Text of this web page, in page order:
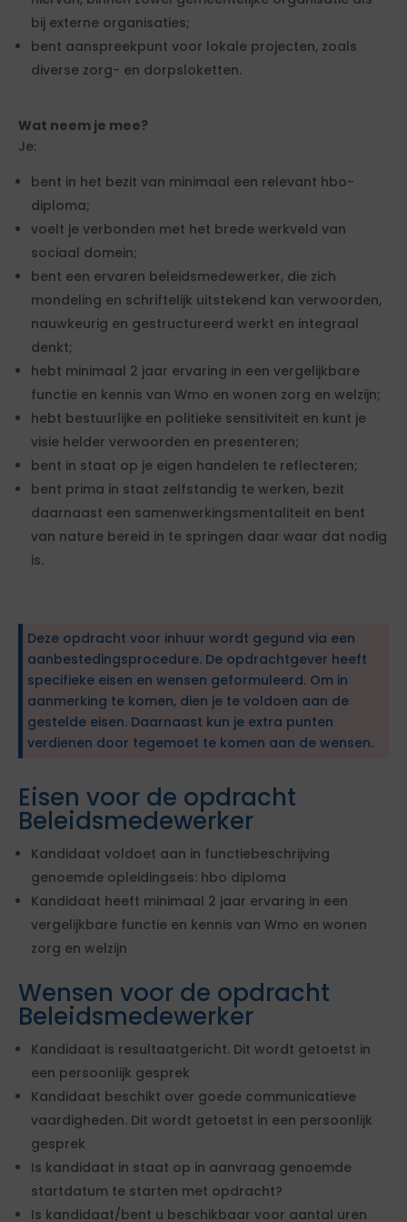
bij externe organisaties;
bent aanspreekpunt voor lokale projecten, zoals
diverse zorg- en dorpsloketten.
Wat neem je mee?
Je:
bent in het bezit van minimaal een relevant hbo-
diploma;
voelt je verbonden met het brede werkveld van
sociaal domein;
bent een ervaren beleidsmedewerker, die zich
mondeling en schriftelijk uitstekend kan verwoorden,
nauwkeurig en gestructureerd werkt en integraal
denkt;
hebt minimaal 2 jaar ervaring in een vergelijkbare
functie en kennis van Wmo en wonen zorg en welzijn;
hebt bestuurlijke en politieke sensitiviteit en kunt je
visie helder verwoorden en presenteren;
bent in staat op je eigen handelen te reflecteren;
bent prima in staat zelfstandig te werken, bezit
daarnaast een samenwerkingsmentaliteit en bent
van nature bereid in te springen daar waar dat nodig
is.
Deze opdracht voor inhuur wordt gegund via een
aanbestedingsprocedure. De opdrachtgever heeft
specifieke eisen en wensen geformuleerd. Om in
aanmerking te komen, dien je te voldoen aan de
gestelde eisen. Daarnaast kun je extra punten
verdienen door tegemoet te komen aan de wensen.
Eisen voor de opdracht
Beleidsmedewerker
Kandidaat voldoet aan in functiebeschrijving
genoemde opleidingseis: hbo diploma
Kandidaat heeft minimaal 2 jaar ervaring in een
vergelijkbare functie en kennis van Wmo en wonen
zorg en welzijn
Wensen voor de opdracht
Beleidsmedewerker
Kandidaat is resultaatgericht. Dit wordt getoetst in
een persoonlijk gesprek
Kandidaat beschikt over goede communicatieve
vaardigheden. Dit wordt getoetst in een persoonlijk
gesprek
Is kandidaat in staat op in aanvraag genoemde
startdatum te starten met opdracht?
Is kandidaat/bent u beschikbaar voor aantal uren